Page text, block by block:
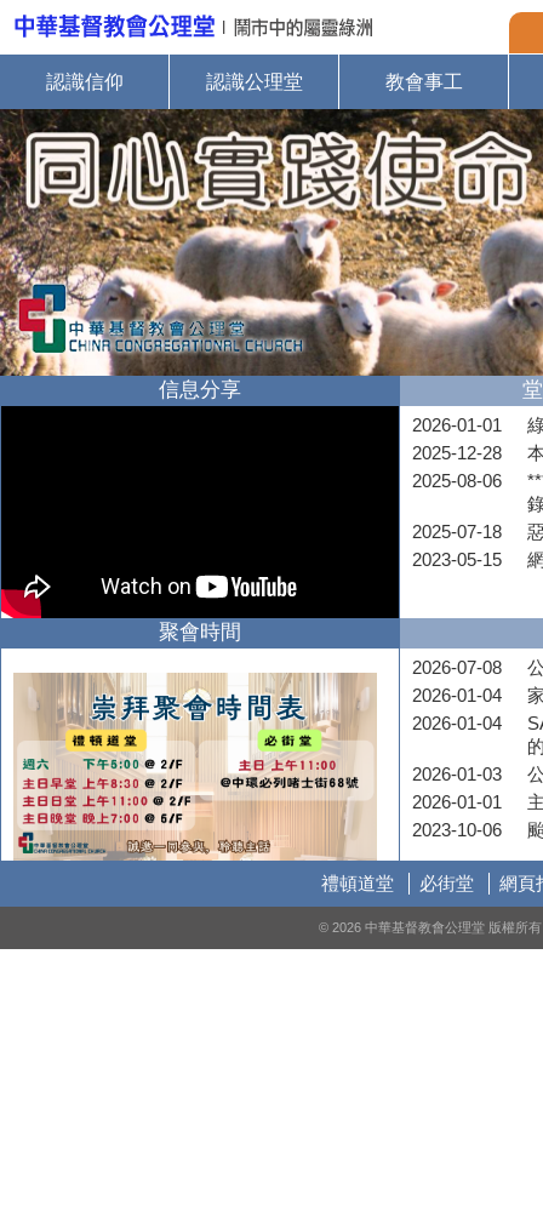
認識信仰 認識公理堂 教會事工
信息分享
2026-01-01
2025-12-28
2025-08-06
2025-07-18
2023-05-15
聚會時間
2026-07-08
2026-01-04
2026-01-04
2026-01-03
2026-01-01
2023-10-06
禮頓道堂 必街堂 網頁
© 2026 中華基督教會公理堂 版權所